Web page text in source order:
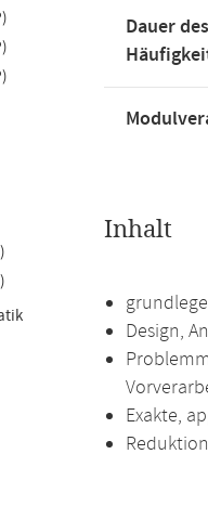
Dauer
Inhalt
Design,
Exakte,